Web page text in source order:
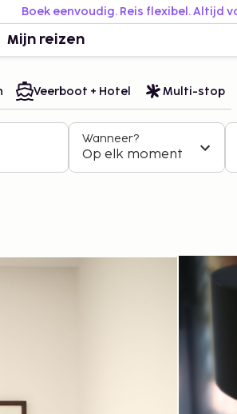
Boek eenvoudig. Reis flexibel. Altijd
Mijn reizen
Veerboot + Hotel Multi-stop
Wanneer?
Op elk moment